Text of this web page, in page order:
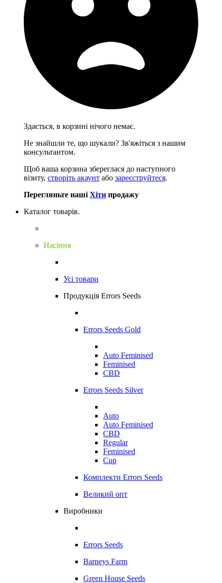
Здається, в корзині нічого немає.
Не знайшли те, що шукали? Зв'яжіться з нашим
консультантом.
Щоб ваша корзина збереглася до наступного
візиту, створіть акаунт або зареєструйтеся.
Перегляньте наші Хіти продажу
Каталог товарів.
Насіння
Усі товари
Продукція Errors Seeds
Errors Seeds Gold
Auto Feminised
Feminised
CBD
Errors Seeds Silver
Auto
Auto Feminised
CBD
Regular
Feminised
Cup
Комплекти Errors Seeds
Великий опт
Виробники
Errors Seeds
Barneys Farm
Green House Seeds